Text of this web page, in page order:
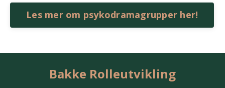
Les mer om psykodramagrupper her!
Bakke Rolleutvikling